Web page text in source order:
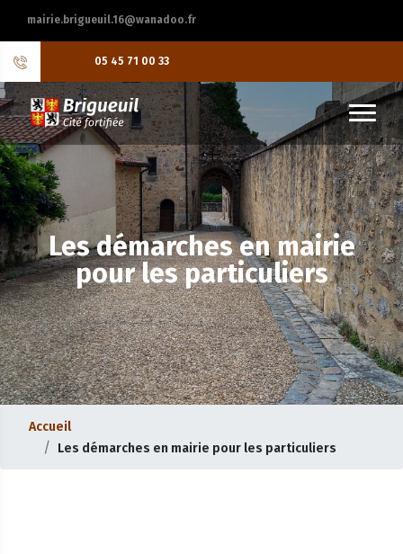
mairie.brigueuil.16@wanadoo.fr
05 45 71 00 33
Les démarches en mairie
pour les particuliers
Accueil
Les démarches en mairie pour les particuliers